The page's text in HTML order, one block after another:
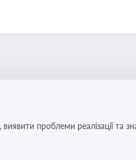
проблеми реалізації та